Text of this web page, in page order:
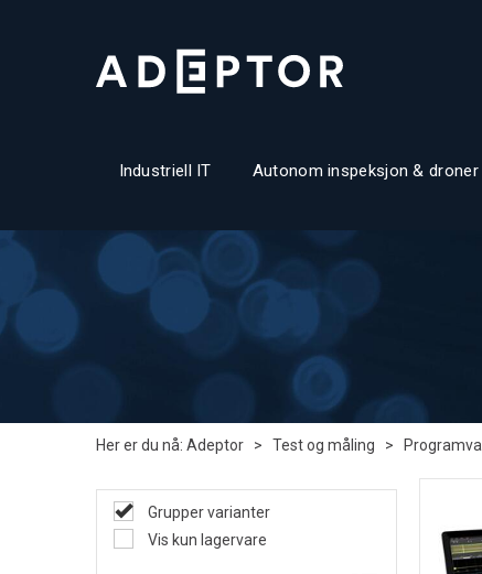
Industriell IT Autonom inspeksjon & droner
Her er du nå: Adeptor > Test og måling >
Grupper varianter
Vis kun lagervare